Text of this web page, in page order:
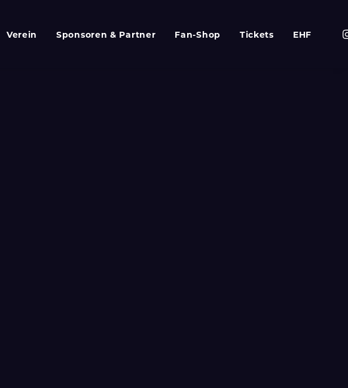
Verein Sponsoren & Partner Fan-Shop Tickets EHF